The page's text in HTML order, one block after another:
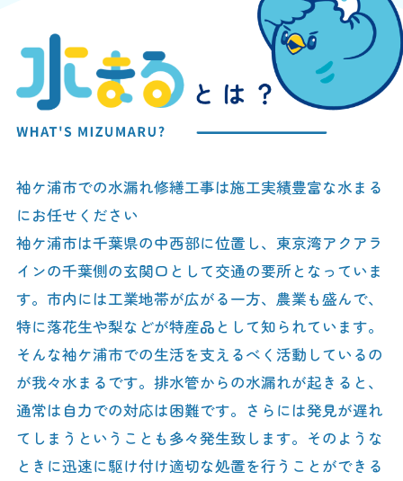
袖ケ浦市での水漏れ修繕工事は施工実績豊富な水まる
にお任せください
袖ケ浦市は千葉県の中西部に位置し、東京湾アクアラ
インの千葉側の玄関口として交通の要所となっていま
す。市内には工業地帯が広がる一方、農業も盛んで、
特に落花生や梨などが特産品として知られています。
そんな袖ケ浦市での生活を支えるべく活動しているの
が我々水まるです。排水管からの水漏れが起きると、
通常は自力での対応は困難です。さらには発見が遅れ
てしまうということも多々発生致します。そのような
ときに迅速に駆け付け適切な処置を行うことができる